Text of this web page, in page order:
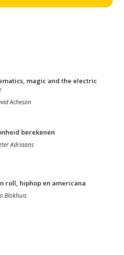
magic and the electric
Acheson
berekenen
Adriaans
roll, hiphop en americana
Blokhuis